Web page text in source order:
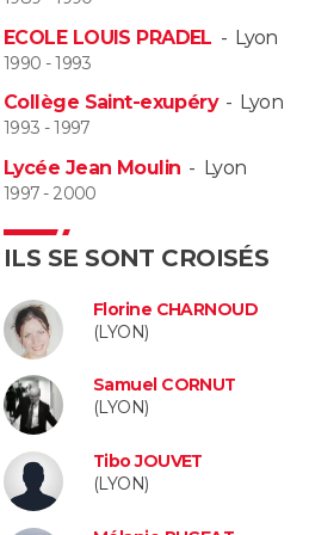
ECOLE LOUIS PRADEL - Lyon
1990 - 1993
Collège Saint-exupéry- Lyon
1993 - 1997
Lycée Jean Moulin - Lyon
1997 - 2000
ILS SE SONT CROISÉS
Florine CHARNOUD
(LYON)
Samuel CORNUT
(LYON)
Tibo JOUVET
(LYON)